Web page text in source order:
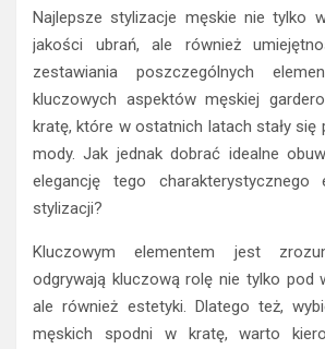
Najlepsze stylizacje męskie nie tylko
jakości ubrań, ale również
zestawiania poszczególnych
kluczowych aspektów męskiej
kratę, które w ostatnich latach stały się
mody. Jak jednak dobrać idealne
elegancję tego charakterystycznego
stylizacji?
Kluczowym elementem jest
odgrywają kluczową rolę nie tylko pod
ale również estetyki. Dlatego też,
męskich spodni w kratę, warto